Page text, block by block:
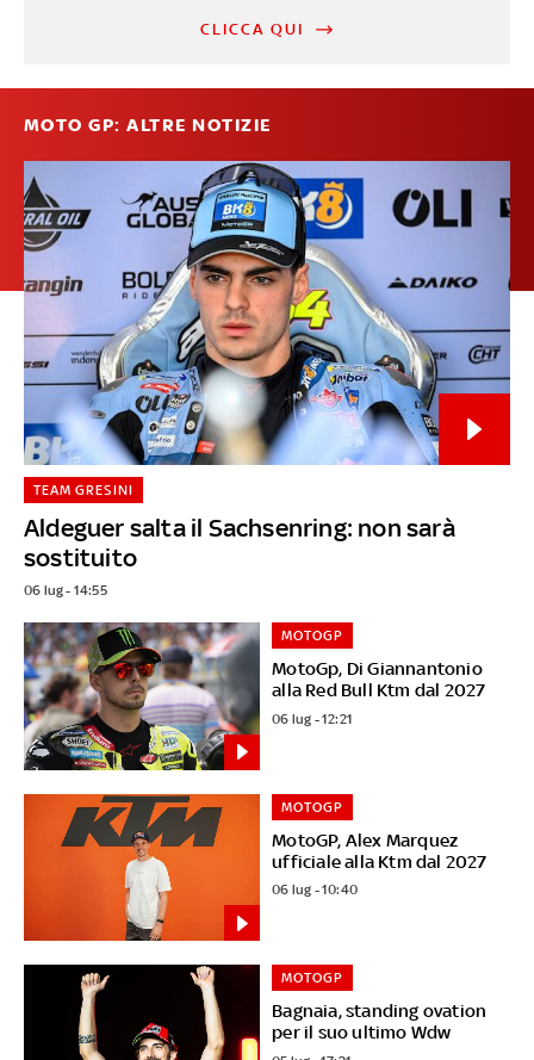
CLICCA QUI
MOTO GP: ALTRE NOTIZIE
Aldeguer salta il Sachsenring: non sarà
sostituito
TEAM GRESINI
06 lug - 14:55
MotoGp, Di Giannantonio
alla Red Bull Ktm dal 2027
MOTOGP
06 lug - 12:21
MotoGP, Alex Marquez
ufficiale alla Ktm dal 2027
MOTOGP
06 lug - 10:40
Bagnaia, standing ovation
per il suo ultimo Wdw
MOTOGP